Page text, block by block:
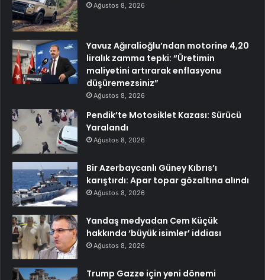
Ağustos 8, 2026
Yavuz Ağıralioğlu’ndan motorine 4,20
liralık zamma tepki: “Üretimin
maliyetini artırarak enflasyonu
düşüremezsiniz”
Ağustos 8, 2026
Pendik’te Motosiklet Kazası: Sürücü
Yaralandı
Ağustos 8, 2026
Bir Azerbaycanlı Güney Kıbrıs’ı
karıştırdı: Apar topar gözaltına alındı
Ağustos 8, 2026
Yandaş medyadan Cem Küçük
hakkında ‘büyük isimler’ iddiası
Ağustos 8, 2026
Trump Gazze için yeni dönemi